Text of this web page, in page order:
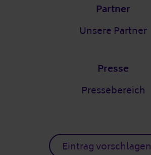
Partner
Unsere Partner
Presse
Pressebereich
Eintrag vorschlagen